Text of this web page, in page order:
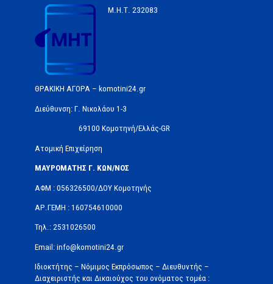
Μ.Η.Τ. 232083
ΘΡΑΚΙΚΗ ΑΓΟΡΑ – komotini24.gr
Διεύθυνση: Γ. Νικολάου 1-3
69100 Κομοτηνή/Ελλάς-GR
Ατομική Επιχείρηση
ΜΑΥΡΟΜΑΤΗΣ Γ. ΚΩΝ/ΝΟΣ
ΑΦΜ : 056326500/ΔOΥ Κομοτηνής
ΑΡ.ΓΕΜΗ : 160754610000
Τηλ.: 2531026500
Email: info@komotini24.gr
Ιδιοκτήτης – Νόμιμος Εκπρόσωπος – Διευθυντής –
Διαχειριστής και Δικαιούχος του ονόματος τομέα :